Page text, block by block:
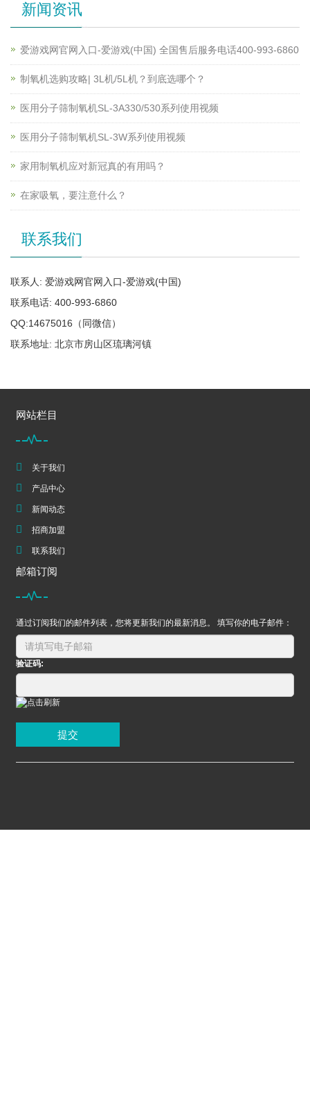
新闻资讯
爱游戏网官网入口-爱游戏(中国) 全国售后服务电话400-993-6860
制氧机选购攻略| 3L机/5L机？到底选哪个？
医用分子筛制氧机SL-3A330/530系列使用视频
医用分子筛制氧机SL-3W系列使用视频
家用制氧机应对新冠真的有用吗？
在家吸氧，要注意什么？
联系我们
联系人: 爱游戏网官网入口-爱游戏(中国)
联系电话: 400-993-6860
QQ:14675016（同微信）
联系地址: 北京市房山区琉璃河镇
网站栏目
关于我们
产品中心
新闻动态
招商加盟
联系我们
邮箱订阅
通过订阅我们的邮件列表，您将更新我们的最新消息。 填写你的电子邮件：
验证码:
提交